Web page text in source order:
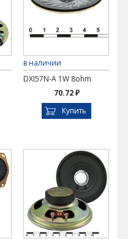
в наличии
DXI57N-A 1W 8ohm
70.72 ₽
Купить